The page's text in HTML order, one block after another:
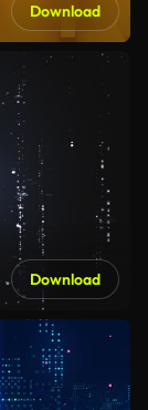
Download
Download